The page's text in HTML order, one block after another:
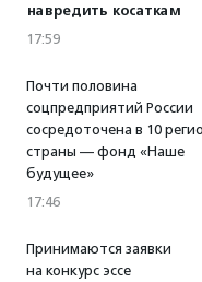
навредить косаткам
17:59
Почти половина
соцпредприятий России
сосредоточена в 10
страны — фонд «Наше
будущее»
17:46
Принимаются заявки
на конкурс эссе